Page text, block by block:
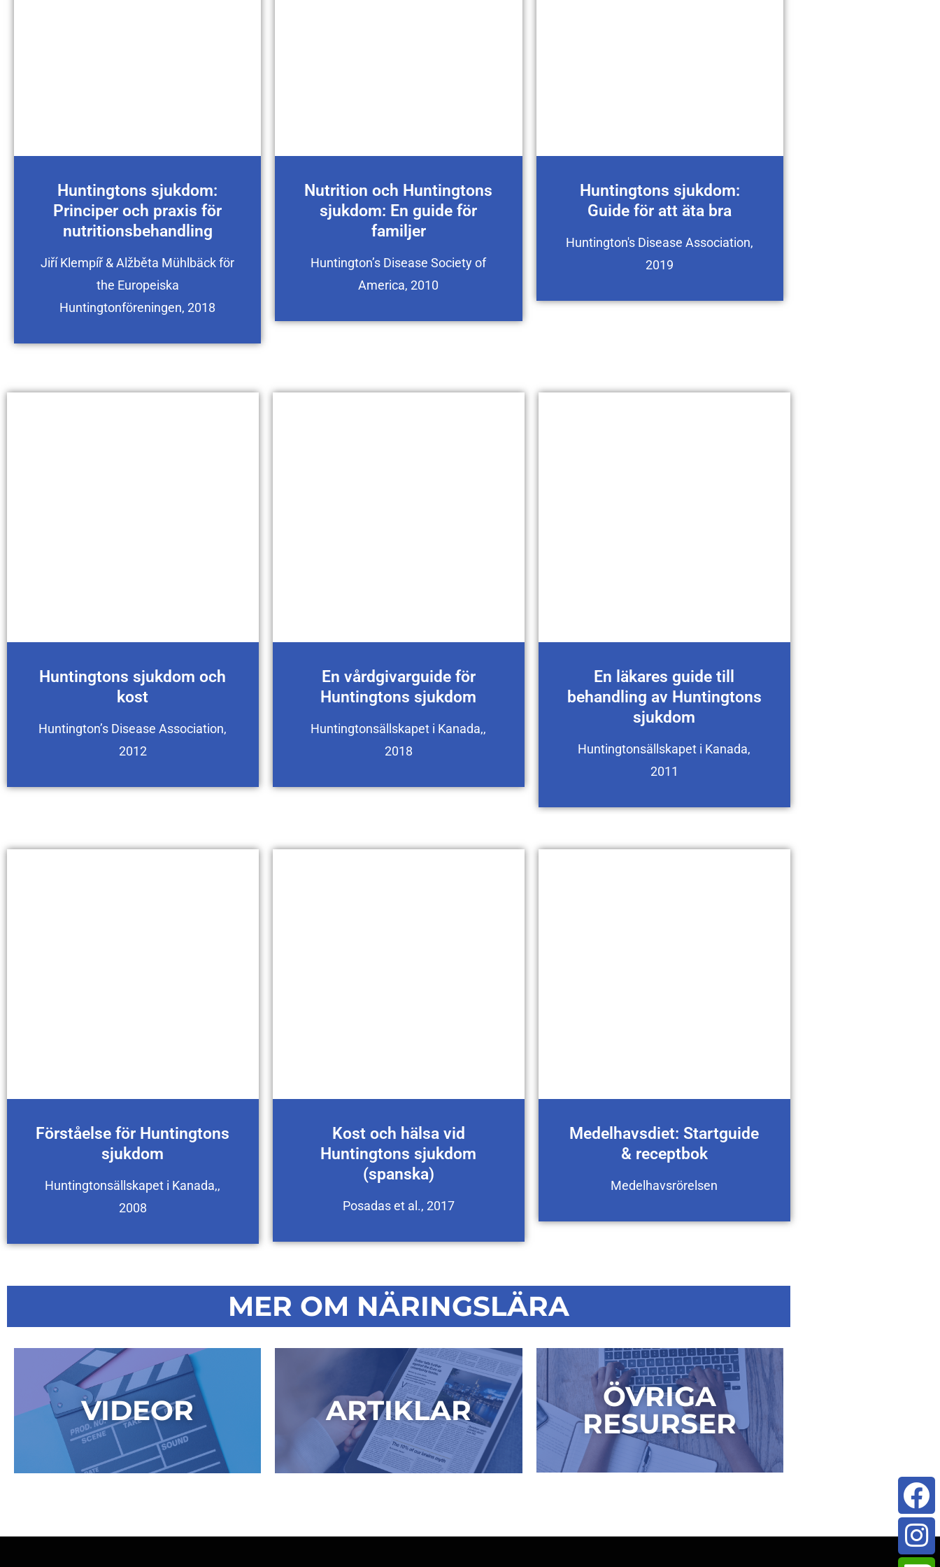
Huntingtons sjukdom:
Principer och praxis för
nutritionsbehandling
Jiří Klempíř & Alžběta Mühlbäck för
the Europeiska
Huntingtonföreningen, 2018
Nutrition och Huntingtons
sjukdom: En guide för
familjer
Huntington’s Disease Society of
America, 2010
Huntingtons sjukdom:
Guide för att äta bra
Huntington's Disease Association,
2019
Huntingtons sjukdom och
kost
Huntington’s Disease Association,
2012
En vårdgivarguide för
Huntingtons sjukdom
Huntingtonsällskapet i Kanada,,
2018
En läkares guide till
behandling av Huntingtons
sjukdom
Huntingtonsällskapet i Kanada,
2011
Förståelse för Huntingtons
sjukdom
Huntingtonsällskapet i Kanada,,
2008
Kost och hälsa vid
Huntingtons sjukdom
(spanska)
Posadas et al., 2017
Medelhavsdiet: Startguide
& receptbok
Medelhavsrörelsen
MER OM NÄRINGSLÄRA
VIDEOR ARTIKLAR
ÖVRIGA
RESURSER